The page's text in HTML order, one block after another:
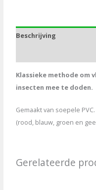
Beschrijving
Klassieke methode om
insecten mee te doden.
Gemaakt van soepele
(rood, blauw, groen en
Gerelateerde